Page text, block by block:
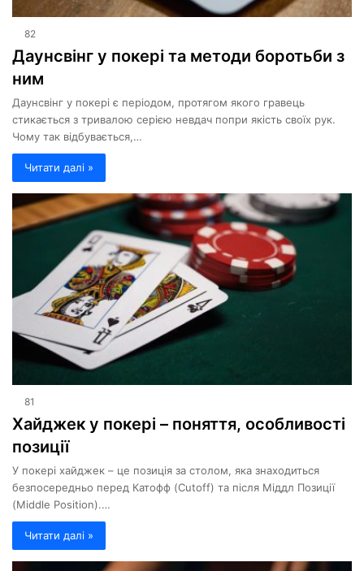
82
Даунсвінг у покері та методи боротьби з
ним
Даунсвінг у покері є періодом, протягом якого гравець
стикається з тривалою серією невдач попри якість своїх рук.
Чому так відбувається,…
Читати далі »
81
Хайджек у покері – поняття, особливості
позиції
У покері хайджек – це позиція за столом, яка знаходиться
безпосередньо перед Катофф (Cutoff) та після Міддл Позиції
(Middle Position).…
Читати далі »